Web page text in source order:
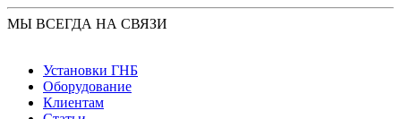
МЫ ВСЕГДА НА СВЯЗИ
Установки ГНБ
Оборудование
Клиентам